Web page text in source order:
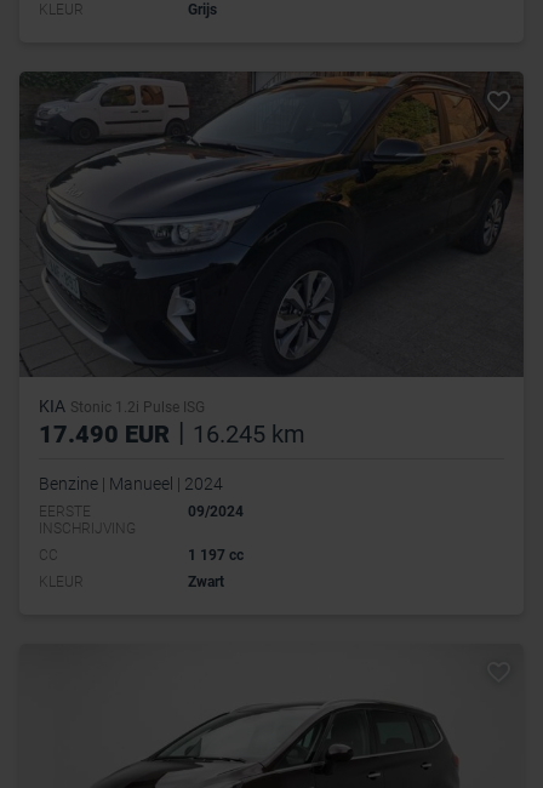
KLEUR
Grijs
KIA Stonic 1.2i Pulse ISG
17.490 EUR | 16.245 km
Benzine | Manueel | 2024
EERSTE
INSCHRIJVING
09/2024
CC
1 197 cc
KLEUR
Zwart